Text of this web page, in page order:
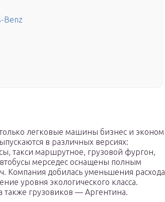
Benz
легковые машины бизнес и эконом
в различных версиях:
такси маршрутное, грузовой фургон,
мерседес оснащены полным
Компания добилась уменьшения расхода
уровня экологического класса.
также грузовиков — Аргентина.